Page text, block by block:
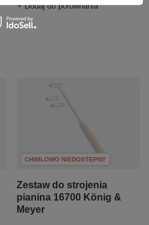
+ Dodaj do porównania
CHWILOWO NIEDOSTĘPNY
Zestaw do strojenia
pianina 16700 König &
Meyer